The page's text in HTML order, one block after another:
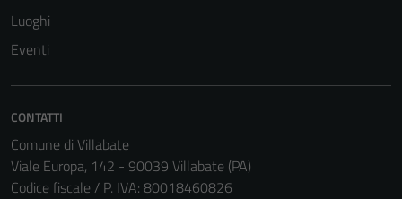
Luoghi
Eventi
CONTATTI
Comune di Villabate
Viale Europa, 142 - 90039 Villabate (PA)
Codice fiscale / P. IVA: 80018460826